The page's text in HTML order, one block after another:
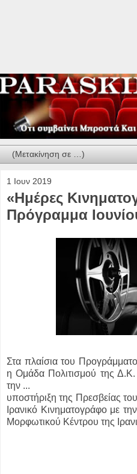
1 Ιουν 2019
«Ημέρες
Πρόγραμμα
Στα πλαίσια του
η Ομάδα Πολιτισμού της
την ...
υποστήριξη της Πρεσβείας
Ιρανικό Κινηματογράφο με
Μορφωτικού Κέντρου της